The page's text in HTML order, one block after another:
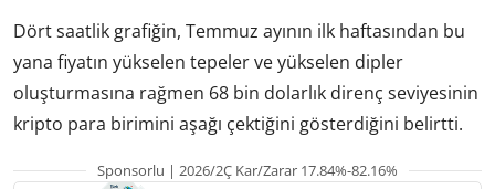
Dört saatlik grafiğin, Temmuz ayının ilk haftasından bu
yana fiyatın yükselen tepeler ve yükselen dipler
oluşturmasına rağmen 68 bin dolarlık direnç seviyesinin
kripto para birimini aşağı çektiğini gösterdiğini belirtti.
Sponsorlu | 2026/2Ç Kar/Zarar 17.84%-82.16%